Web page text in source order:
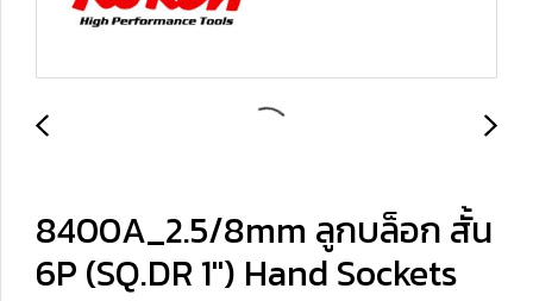
8400A_2.5/8mm ลูกบล็อก สั้น
6P (SQ.DR 1") Hand Sockets